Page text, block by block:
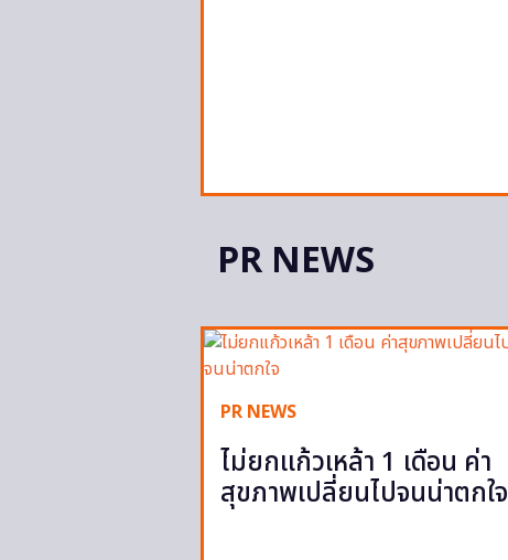
PR NEWS
PR NEWS
ไม่ยกแก้วเหล้า 1 เดือน ค่า
สุขภาพเปลี่ยนไปจนน่าตกใจ